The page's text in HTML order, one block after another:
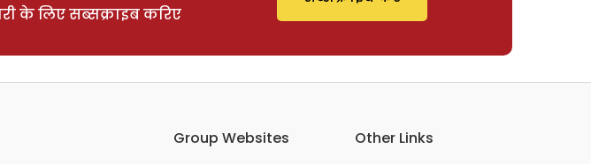
के लिए सब्सक्राइब करिए
Group Websites
Other Links